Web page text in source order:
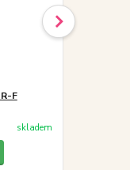
F
skladem